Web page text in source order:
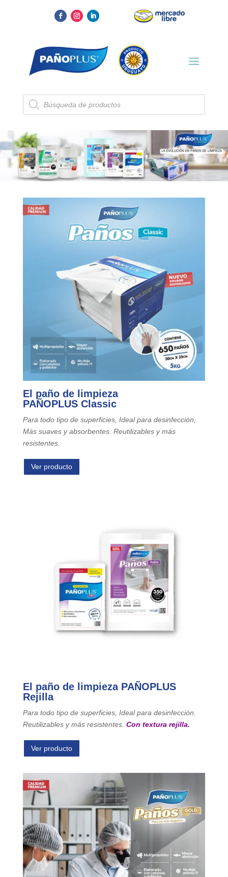
Búsqueda
de
productos
El paño de limpieza
PAÑOPLUS Classic
Para todo tipo de superficies, Ideal para desinfección,
Más suaves y absorbentes. Reutilizables y más
resistentes.
Ver producto
El paño de limpieza PAÑOPLUS
Rejilla
Para todo tipo de superficies, Ideal para desinfección.
Reutilizables y más resistentes. Con textura rejilla.
Ver producto